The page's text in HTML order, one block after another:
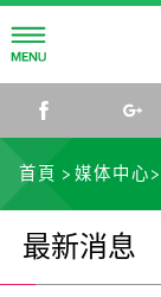
公司简介
公司理念
公司组织
研发中心
研究团队
最新消息
社会关怀
facebook
首頁 媒体中心
最新消息